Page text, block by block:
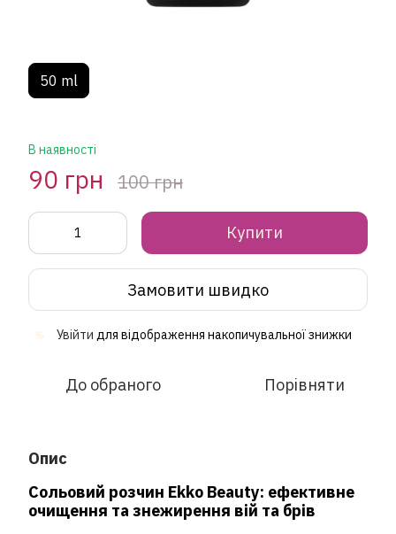
50 ml
В наявності
90 грн 100 грн
Купити
Замовити швидко
Увійти для відображення накопичувальної знижки
До обраного Порівняти
Опис
Сольовий розчин Ekko Beauty: ефективне
очищення та знежирення вій та брів